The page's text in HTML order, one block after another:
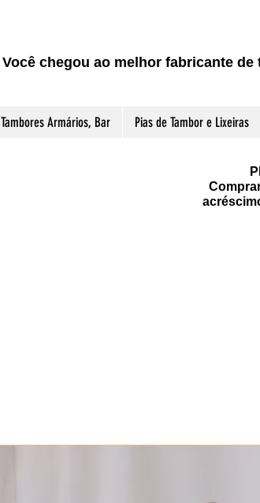
Você chegou ao melhor fabricante
Tambores Armários, Bar Pias de Tambor e Lixeiras